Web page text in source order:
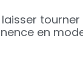
tourner
en